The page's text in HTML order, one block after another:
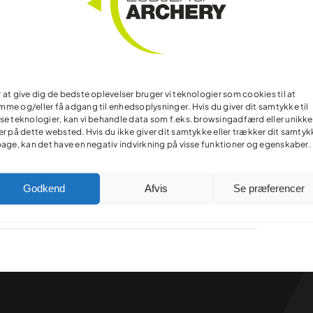
at give dig de bedste oplevelser bruger vi teknologier som cookies til at
og/eller få adgang til enhedsoplysninger. Hvis du giver dit samtykke til
teknologier, kan vi behandle data som f.eks. browsingadfærd eller unikke
på dette websted. Hvis du ikke giver dit samtykke eller trækker dit
kan det have en negativ indvirkning på visse funktioner og egenskaber.
Godkend Afvis Se præferencer
Facebook
X RedditLinkedInWhatsApp
TelegramTumblrPinterest
Vk
Xing
Email